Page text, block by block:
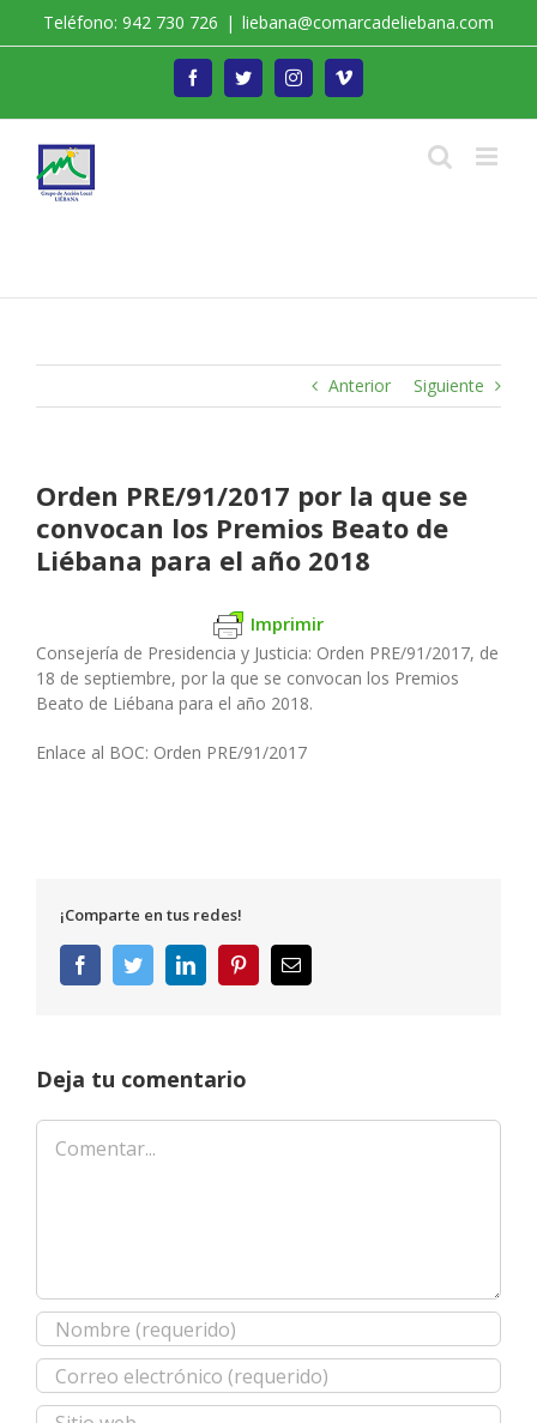
Teléfono: 942 730 726 | liebana@comarcadeliebana.com
FacebookTwitterInstagramVimeo
Anterior Siguiente
Orden PRE/91/2017 por la que se
convocan los Premios Beato de
Liébana para el año 2018
Imprimir
Consejería de Presidencia y Justicia: Orden PRE/91/2017, de
18 de septiembre, por la que se convocan los Premios
Beato de Liébana para el año 2018.
Enlace al BOC: Orden PRE/91/2017
¡Comparte en tus redes!
FacebookTwitterLinkedInPinterestCorreo
electrónico
Deja tu comentario
Comentar